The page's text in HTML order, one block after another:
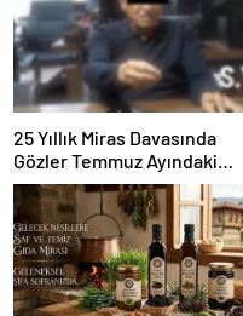
25 Yıllık Miras Davasında
Gözler Temmuz Ayındaki
Karar Duruşmasına Çevrildi